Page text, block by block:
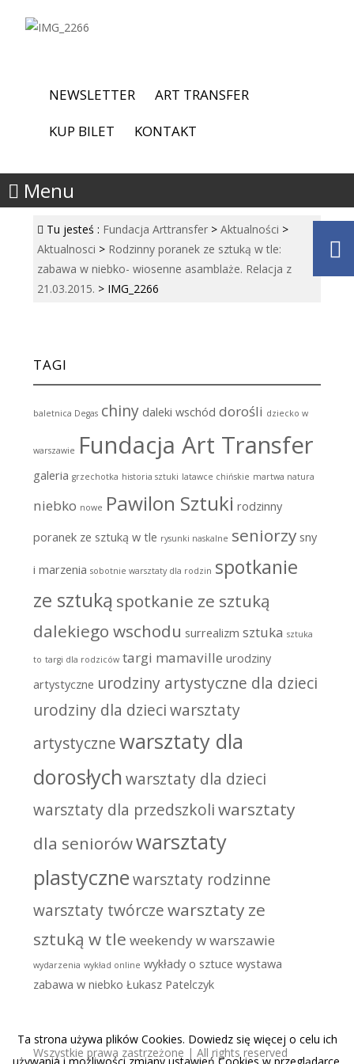
NEWSLETTER
ART TRANSFER
KUP BILET
KONTAKT
Menu
Tu jesteś : Fundacja Arttransfer >Aktualności >
Aktualnosci > Rodzinny poranek ze sztuką w tle:
zabawa w niebko- wiosenne asamblaże. Relacja z
21.03.2015. > IMG_2266
TAGI
baletnica Degas chiny daleki wschód dorośli dziecko w
warszawie Fundacja Art Transfer
galeria grzechotka historia sztuki latawce chińskie martwa natura
niebko nowe Pawilon Sztuki rodzinny
poranek ze sztuką w tle rysunki naskalne seniorzy sny
i marzenia sobotnie warsztaty dla rodzin spotkanie
ze sztuką spotkanie ze sztuką
dalekiego wschodu surrealizm sztuka sztuka
to targi dla rodziców targi mamaville urodziny
artystyczne urodziny artystyczne dla dzieci
urodziny dla dzieci warsztaty
artystyczne warsztaty dla
dorosłych warsztaty dla dzieci
warsztaty dla przedszkoli warsztaty
dla seniorówwarsztaty
plastyczne warsztaty rodzinne
warsztaty twórcze warsztaty ze
sztuką w tle weekendy w warszawie
wydarzenia wykład online wykłady o sztuce wystawa
zabawa w niebko Łukasz Patelczyk
Wszystkie prawa zastrzeżone | All rights reserved
Ta strona używa plików Cookies. Dowiedz się więcej o celu ich